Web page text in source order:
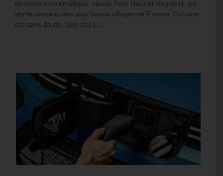
territoire emblématique, classé Parc Naturel Régional, qui
abrite certains des plus beaux villages de France. Octobre
est sans doute l’une des [...]